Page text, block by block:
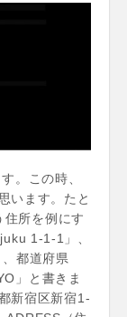
。この時、
います。たと
所を例にす
1-1-1」、
都道府県
」と書きま
新宿区新宿1-